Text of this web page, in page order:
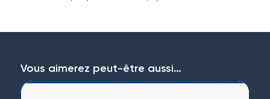
Vous aimerez peut-être aussi…